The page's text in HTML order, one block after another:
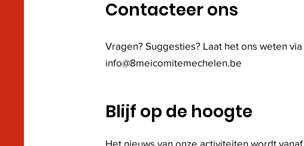
Contacteer ons
Vragen? Suggesties? Laat het ons weten via
info@8meicomitemechelen.be
Blijf op de hoogte
Het nieuws van onze activiteiten wordt